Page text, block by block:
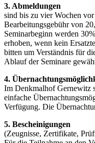
3. Abmeldungen
sind bis zu vier Wochen
Bearbeitungsgebühr von
Seminarbeginn werden
erhoben, wenn kein
bitten um Verständnis für
Ablauf der Seminare
4.
Im Denkmalhof Gernewitz
einfache
Verfügung. Die
5. Bescheinigungen
(Zeugnisse, Zertifikate,